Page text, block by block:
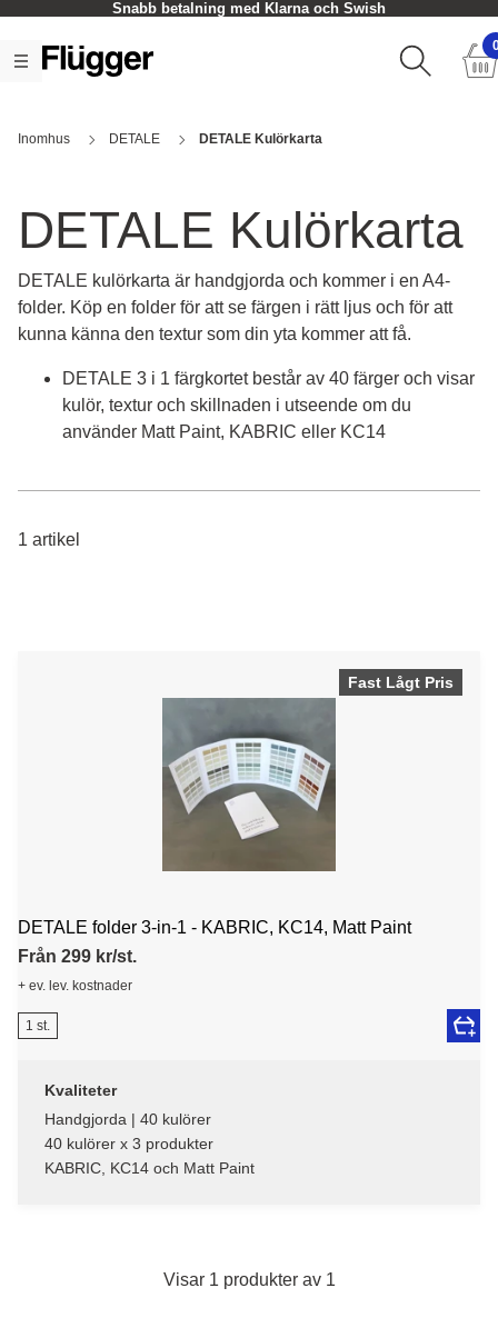
Snabb betalning med Klarna och Swish
Inomhus DETALE DETALE Kulörkarta
DETALE Kulörkarta
DETALE kulörkarta är handgjorda och kommer i en A4-
folder. Köp en folder för att se färgen i rätt ljus och för att
kunna känna den textur som din yta kommer att få.
DETALE 3 i 1 färgkortet består av 40 färger och visar
kulör, textur och skillnaden i utseende om du
använder Matt Paint, KABRIC eller KC14
1 artikel
Fast Lågt Pris
DETALE folder 3-in-1 - KABRIC, KC14, Matt Paint
Från 299 kr/st.
+ ev. lev. kostnader
1 st.
Kvaliteter
Handgjorda | 40 kulörer
40 kulörer x 3 produkter
KABRIC, KC14 och Matt Paint
Visar 1 produkter av 1